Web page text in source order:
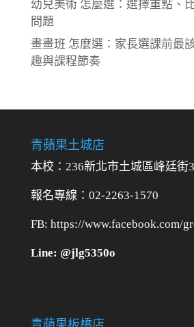
幼兒美術 怎麼選：選擇重點、
問題
畫畫班 怎麼選：家長選課前最
趣與課程節奏
青蘋果土城店
本校：236新北市土城區峰廷街
報名專線：02-2263-1570
FB: https://www.facebook.com/
Line: @jlg5350o